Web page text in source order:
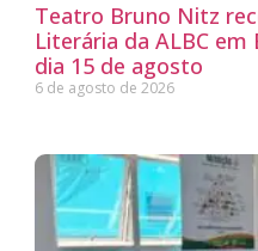
Teatro Bruno Nitz
Literária da ALBC em
dia 15 de agosto
6 de agosto de 2026